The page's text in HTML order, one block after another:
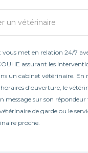
met en relation 24/7
assurant les
un cabinet vétérinaire. En
d'ouverture, le
message sur son
de garde ou le
proche.